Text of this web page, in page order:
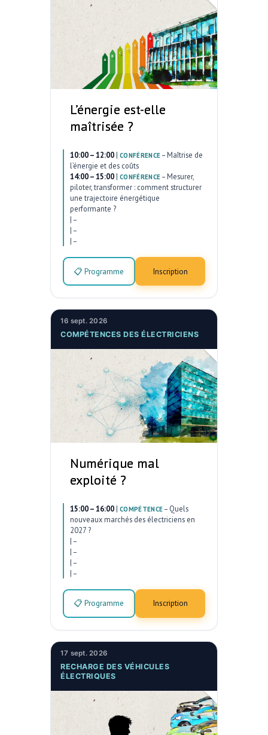
L’énergie est-elle
maîtrisée ?
10:00 – 12:00 | CONFÉRENCE – Maîtrise de
l’énergie et des coûts
14:00 – 15:00 | CONFÉRENCE – Mesurer,
piloter, transformer : comment structurer
une trajectoire énergétique
performante ?
| –
| –
| –
📋 Programme Inscription
16 sept. 2026
COMPÉTENCES DES ÉLECTRICIENS
Numérique mal
exploité ?
15:00 – 16:00 | COMPÉTENCE – Quels
nouveaux marchés des électriciens en
2027 ?
| –
| –
| –
| –
📋 Programme Inscription
17 sept. 2026
RECHARGE DES VÉHICULES
ÉLECTRIQUES